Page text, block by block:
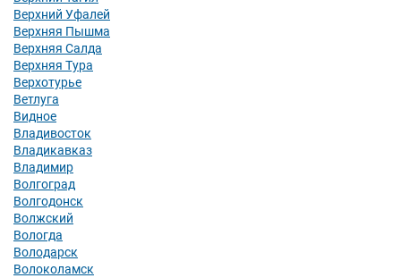
Верхний Уфалей
Верхняя Пышма
Верхняя Салда
Верхняя Тура
Верхотурье
Ветлуга
Видное
Владивосток
Владикавказ
Владимир
Волгоград
Волгодонск
Волжский
Вологда
Володарск
Волоколамск